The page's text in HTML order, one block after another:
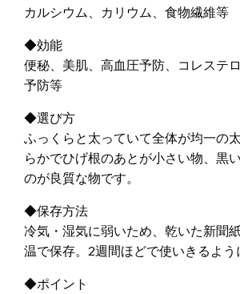
カルシウム、カリウム、食物繊維等
◆効能
便秘、美肌、高血圧予防、コレステ
予防等
◆選び方
ふっくらと太っていて全体が均一の
らかでひげ根のあとが小さい物、黒
のが良質な物です。
◆保存方法
冷気・湿気に弱いため、乾いた新聞
温で保存。2週間ほどで使いきるよう
◆ポイント